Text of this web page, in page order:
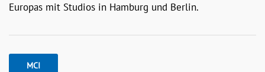
Europas mit Studios in Hamburg und Berlin.
MCI